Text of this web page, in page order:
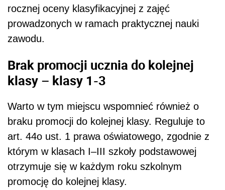
rocznej oceny klasyfikacyjnej z zajęć
prowadzonych w ramach praktycznej nauki
zawodu.
Brak promocji ucznia do kolejnej
klasy – klasy 1-3
Warto w tym miejscu wspomnieć również o
braku promocji do kolejnej klasy. Reguluje to
art. 44o ust. 1 prawa oświatowego, zgodnie z
którym w klasach I–III szkoły podstawowej
otrzymuje się w każdym roku szkolnym
promocję do kolejnej klasy.